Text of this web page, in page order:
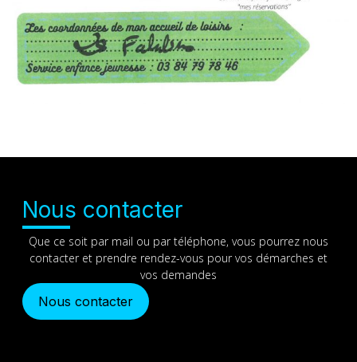
Nous contacter
Que ce soit par mail ou par téléphone, vous pourrez nous
contacter et prendre rendez-vous pour vos démarches et
vos demandes
Nous contacter